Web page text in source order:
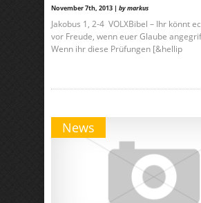
November 7th, 2013 | by markus
Jakobus 1, 2-4 VOLXBibel – Ihr könnt
vor Freude, wenn euer Glaube
Wenn ihr diese Prüfungen [&hellip
News